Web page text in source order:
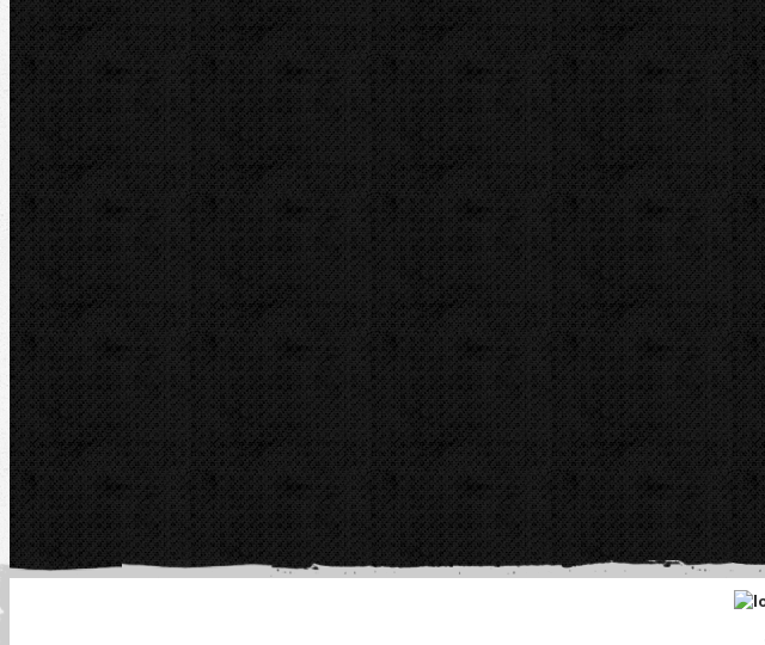
Lipová 7
CZ-763 26 LUHAČOVICE
Telefon obj.:
602 719 020
Telefon fakt.:
608 719 020
E-mail:
nipo@nipo.cz
Platební brána GOPAY